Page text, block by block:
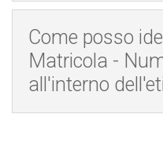
Come posso
Matricola -
all'interno